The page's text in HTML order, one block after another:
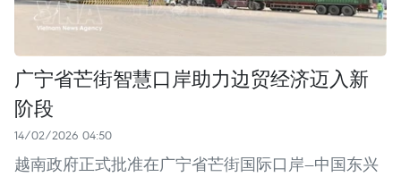
广宁省芒街智慧口岸助力边贸经济迈入新
阶段
14/02/2026 04:50
越南政府正式批准在广宁省芒街国际口岸—中国东兴